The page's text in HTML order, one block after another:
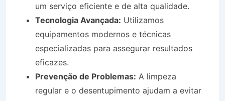
um serviço eficiente e de alta qualidade.
Tecnologia Avançada: Utilizamos
equipamentos modernos e técnicas
especializadas para assegurar resultados
eficazes.
Prevenção de Problemas: A limpeza
regular e o desentupimento ajudam a evitar